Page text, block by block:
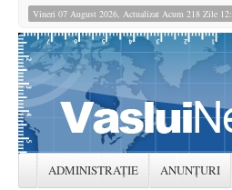
Vineri 07 August 2026, Actualizat Acum 218 Zile
ADMINISTRAȚIE ANUNȚURI